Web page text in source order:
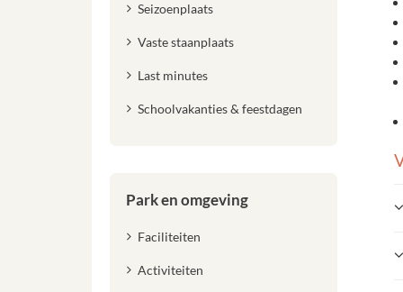
Seizoenplaats
Vaste staanplaats
Last minutes
Schoolvakanties & feestdagen
Park en omgeving
Faciliteiten
Activiteiten